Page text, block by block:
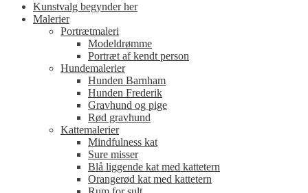
Kunstvalg begynder her
Malerier
Portrætmaleri
Modeldrømme
Portræt af kendt person
Hundemalerier
Hunden Barnham
Hunden Frederik
Gravhund og pige
Rød gravhund
Kattemalerier
Mindfulness kat
Sure misser
Blå liggende kat med kattetern
Orangerød kat med kattetern